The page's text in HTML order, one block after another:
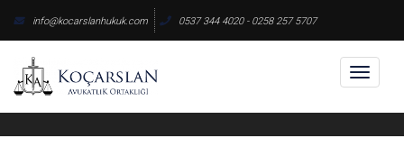
content
info@kocarslanhukuk.com 0537 344 4020 - 0258 257 5707